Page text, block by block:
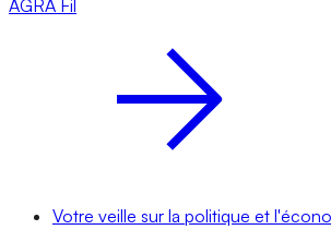
AGRA Fil
Votre veille sur la politique et